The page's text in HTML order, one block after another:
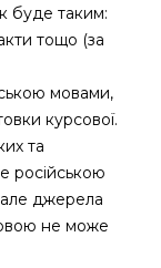
буде таким:
тощо (за
мовами,
курсової.
та
російською
джерела
не може